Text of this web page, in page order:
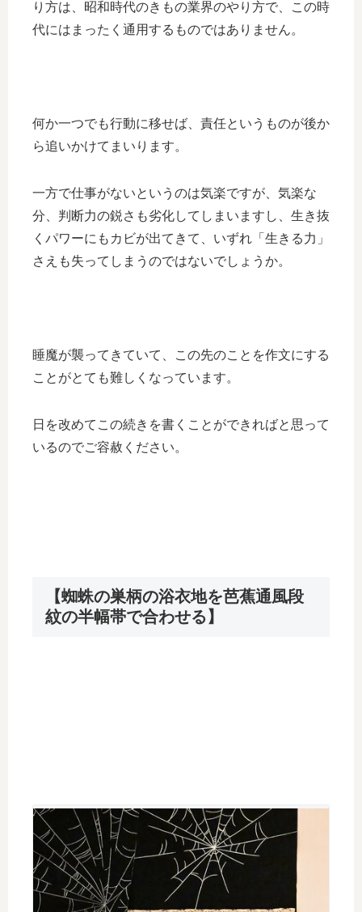
り方は、昭和時代のきもの業界のやり方で、この時
代にはまったく通用するものではありません。
何か一つでも行動に移せば、責任というものが後か
ら追いかけてまいります。
一方で仕事がないというのは気楽ですが、気楽な
分、判断力の鋭さも劣化してしまいますし、生き抜
くパワーにもカビが出てきて、いずれ「生きる力」
さえも失ってしまうのではないでしょうか。
睡魔が襲ってきていて、この先のことを作文にする
ことがとても難しくなっています。
日を改めてこの続きを書くことができればと思って
いるのでご容赦ください。
【蜘蛛の巣柄の浴衣地を芭蕉通風段
紋の半幅帯で合わせる】